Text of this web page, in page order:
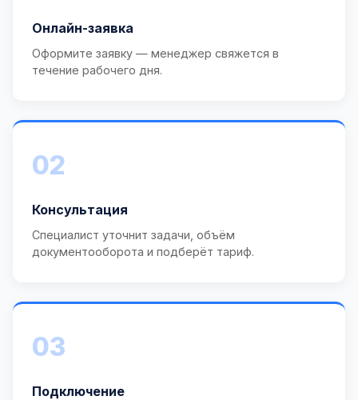
Онлайн-заявка
Оформите заявку — менеджер свяжется в
течение рабочего дня.
02
Консультация
Специалист уточнит задачи, объём
документооборота и подберёт тариф.
03
Подключение